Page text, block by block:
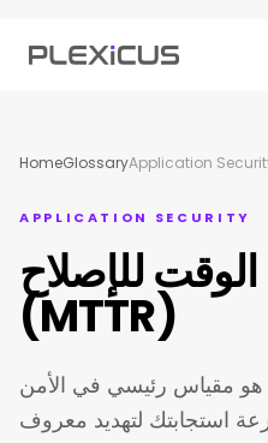
HomeGlossaryApplication
APPLICATION SECURITY
للإصلاح
(MTTR)
مقياس رئيسي في الأمن
استجابتك لتهديد معروف